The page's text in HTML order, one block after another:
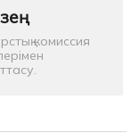
комиссия